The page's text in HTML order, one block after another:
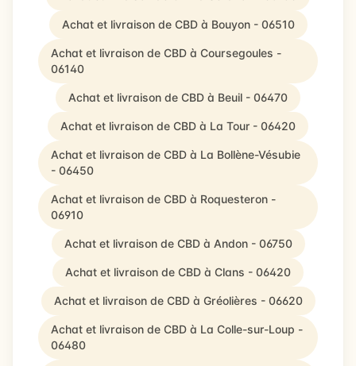
Achat et livraison de CBD à Bouyon - 06510
Achat et livraison de CBD à Coursegoules -
06140
Achat et livraison de CBD à Beuil - 06470
Achat et livraison de CBD à La Tour - 06420
Achat et livraison de CBD à La Bollène-Vésubie
- 06450
Achat et livraison de CBD à Roquesteron -
06910
Achat et livraison de CBD à Andon - 06750
Achat et livraison de CBD à Clans - 06420
Achat et livraison de CBD à Gréolières - 06620
Achat et livraison de CBD à La Colle-sur-Loup -
06480